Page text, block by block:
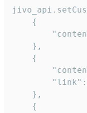
    {
    },
    {
    },
    {